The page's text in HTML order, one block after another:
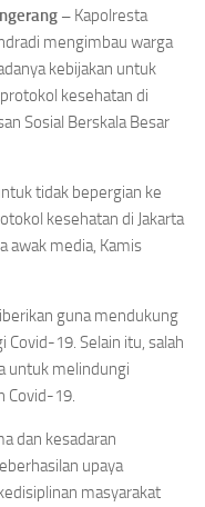
– Kapolresta
mengimbau warga
kebijakan untuk
kesehatan di
Sosial Berskala Besar
tidak bepergian ke
kesehatan di Jakarta
awak media, Kamis
guna mendukung
19. Selain itu, salah
untuk melindungi
Covid-19.
dan kesadaran
upaya
masyarakat